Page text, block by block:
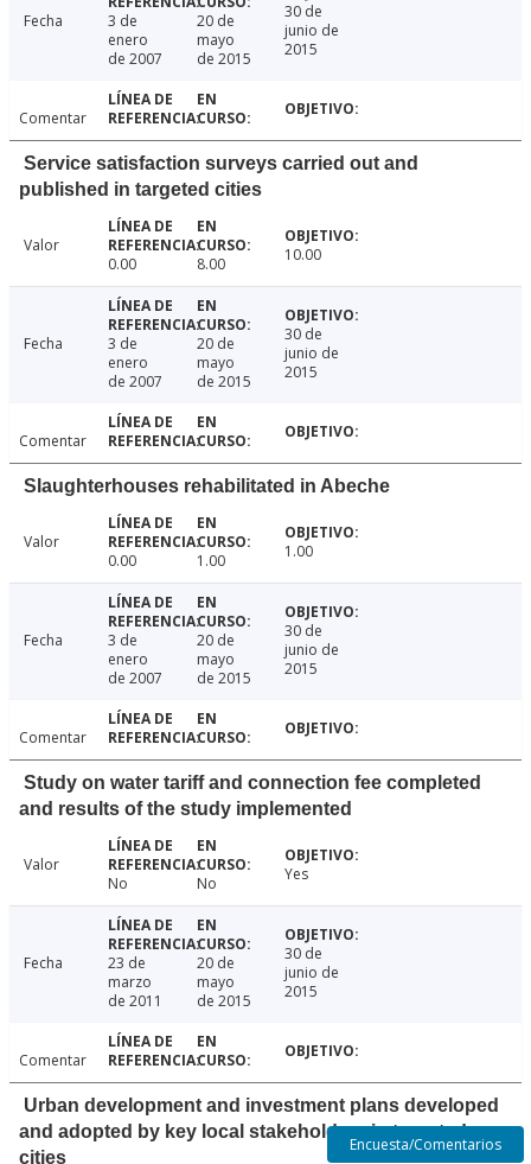
Fecha
3 de
enero
de 2007
20 de
mayo
de 2015
30 de
junio de
2015
Comentar
Service satisfaction surveys carried out and
published in targeted cities
Valor
0.00
8.00 10.00
Fecha
3 de
enero
de 2007
20 de
mayo
de 2015
30 de
junio de
2015
Comentar
Slaughterhouses rehabilitated in Abeche
Valor
0.00
1.00 1.00
Fecha
3 de
enero
de 2007
20 de
mayo
de 2015
30 de
junio de
2015
Comentar
Study on water tariff and connection fee completed
and results of the study implemented
Valor
No
No Yes
Fecha
23 de
marzo
de 2011
20 de
mayo
de 2015
30 de
junio de
2015
Comentar
Urban development and investment plans developed
and adopted by key local stakeholders in targeted
cities
Encuesta/Comentarios